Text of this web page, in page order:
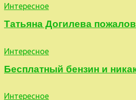
Интересное
Татьяна Догилева
Интересное
Бесплатный бензин и
Интересное